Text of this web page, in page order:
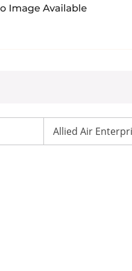
Allied Air